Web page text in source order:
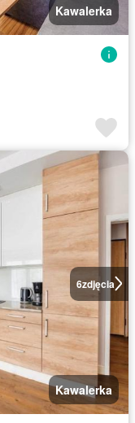
Kawalerka
6zdjęcia
Kawalerka